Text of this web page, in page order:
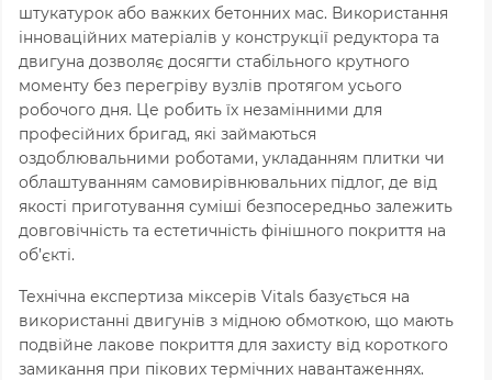
штукатурок або важких бетонних мас. Використання
інноваційних матеріалів у конструкції редуктора та
двигуна дозволяє досягти стабільного крутного
моменту без перегріву вузлів протягом усього
робочого дня. Це робить їх незамінними для
професійних бригад, які займаються
оздоблювальними роботами, укладанням плитки чи
облаштуванням самовирівнювальних підлог, де від
якості приготування суміші безпосередньо залежить
довговічність та естетичність фінішного покриття на
об’єкті.
Технічна експертиза міксерів Vitals базується на
використанні двигунів з мідною обмоткою, що мають
подвійне лакове покриття для захисту від короткого
замикання при пікових термічних навантаженнях.